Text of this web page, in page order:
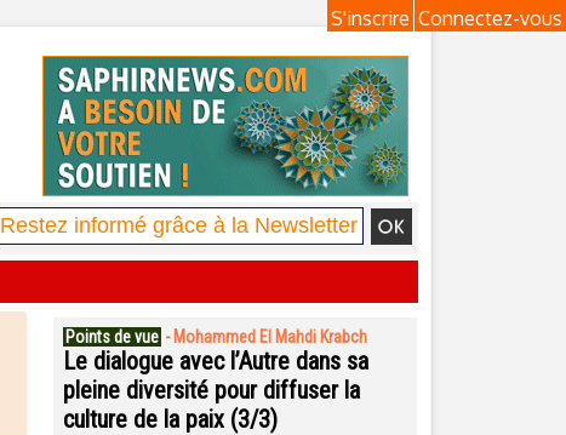
Connectez-vous
S'inscrire
Points de vue - Mohammed El Mahdi Krabch
Le dialogue avec l’Autre dans sa
pleine diversité pour diffuser la
culture de la paix (3/3)